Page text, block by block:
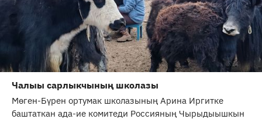
Чалыы сарлыкчының школазы
Мөген-Бүрен ортумак школазының Арина Иргитке
баштаткан ада-ие комитеди Россияның Чырыдыышкын